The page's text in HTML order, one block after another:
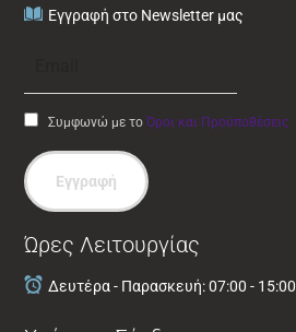
Εγγραφή στο Newsletter μας
Συμφωνώ με τοΌροι και Προϋποθέσεις
Εγγραφή
Ώρες Λειτουργίας
Δευτέρα - Παρασκευή: 07:00 - 15:00